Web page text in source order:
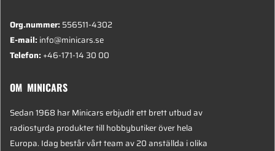
Org.nummer:556511-4302
E-mail:info@minicars.se
Telefon:+46-171-14 30 00
OM MINICARS
Sedan 1968 har Minicars erbjudit ett brett utbud av
radiostyrda produkter till hobbybutiker över hela
Europa. Idag består vårt team av 20 anställda i olika